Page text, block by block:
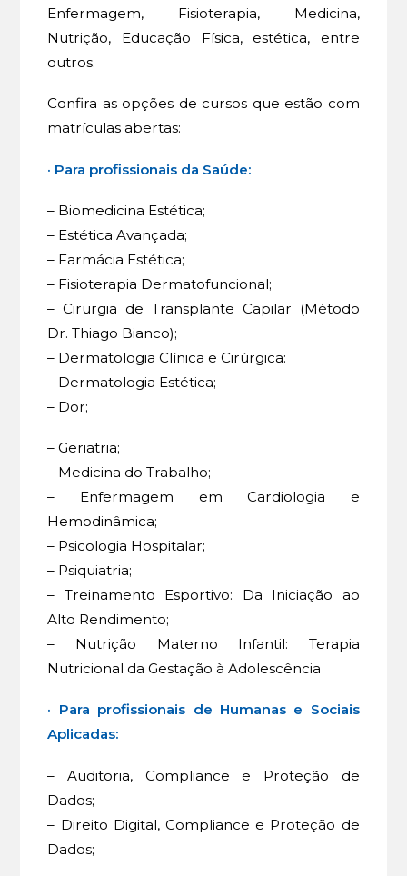
Enfermagem, Fisioterapia, Medicina,
Nutrição, Educação Física, estética, entre
outros.
Confira as opções de cursos que estão com
matrículas abertas:
· Para profissionais da Saúde:
– Biomedicina Estética;
– Estética Avançada;
– Farmácia Estética;
– Fisioterapia Dermatofuncional;
– Cirurgia de Transplante Capilar (Método
Dr. Thiago Bianco);
– Dermatologia Clínica e Cirúrgica:
– Dermatologia Estética;
– Dor;
– Geriatria;
– Medicina do Trabalho;
– Enfermagem em Cardiologia e
Hemodinâmica;
– Psicologia Hospitalar;
– Psiquiatria;
– Treinamento Esportivo: Da Iniciação ao
Alto Rendimento;
– Nutrição Materno Infantil: Terapia
Nutricional da Gestação à Adolescência
· Para profissionais de Humanas e Sociais
Aplicadas:
– Auditoria, Compliance e Proteção de
Dados;
– Direito Digital, Compliance e Proteção de
Dados;